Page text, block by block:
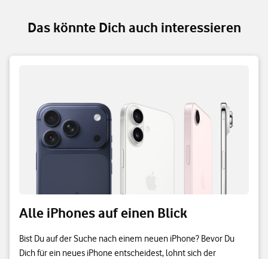
Das könnte Dich auch interessieren
Alle iPhones auf einen Blick
Bist Du auf der Suche nach einem neuen iPhone? Bevor Du
Dich für ein neues iPhone entscheidest, lohnt sich der